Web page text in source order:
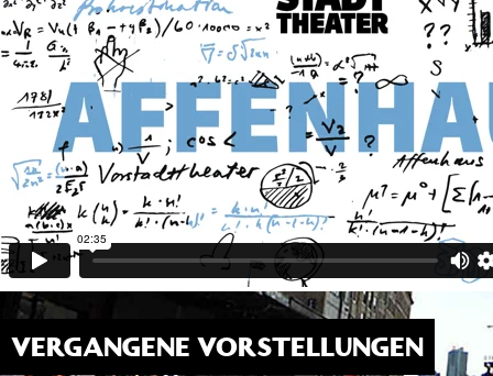
VERGANGENE VORSTELLUNGEN